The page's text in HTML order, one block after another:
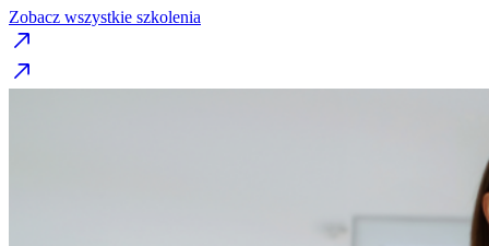
Zobacz wszystkie szkolenia